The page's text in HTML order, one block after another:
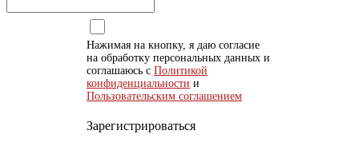
Нажимая на кнопку, я даю согласие
на обработку персональных данных и
соглашаюсь с Политикой
конфиденциальности и
Пользовательским соглашением
Зарегистрироваться